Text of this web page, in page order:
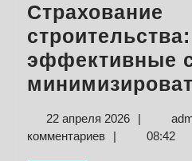
Страхование
строительства:
эффективные
22 апреля 202622
апреля
|
комментариев
| 08:42